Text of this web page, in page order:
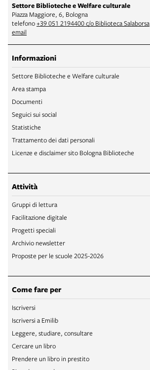
Settore Biblioteche e Welfare culturale
Piazza Maggiore, 6, Bologna
telefono+39 051 2194400 c/o Biblioteca Salaborsa
email
Informazioni
Settore Biblioteche e Welfare culturale
Area stampa
Documenti
Seguici sui social
Statistiche
Trattamento dei dati personali
Licenze e disclaimer sito Bologna Biblioteche
Attività
Gruppi di lettura
Facilitazione digitale
Progetti speciali
Archivio newsletter
Proposte per le scuole 2025-2026
Come fare per
Iscriversi
Iscriversi a Emilib
Leggere, studiare, consultare
Cercare un libro
Prendere un libro in prestito